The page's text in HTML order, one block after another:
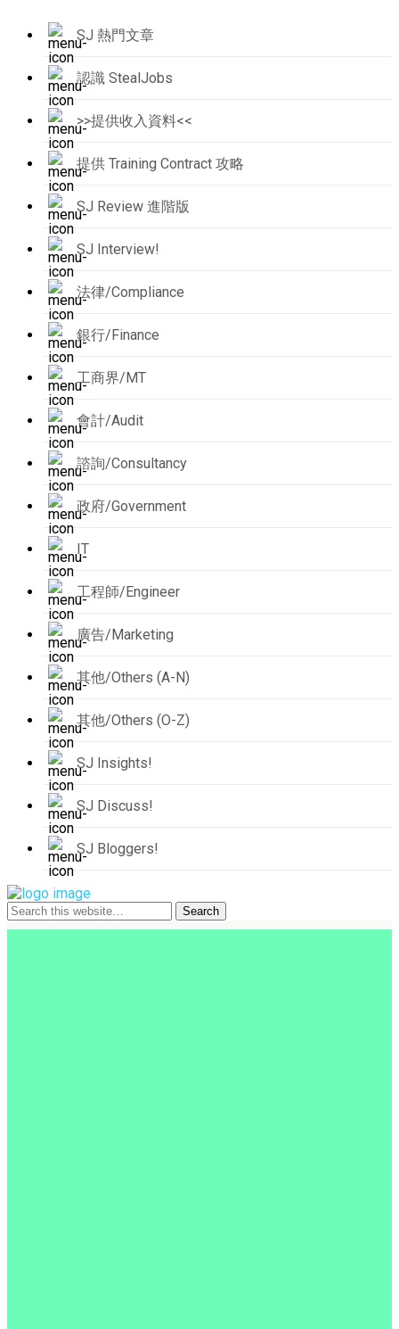
SJ 熱門文章
認識 StealJobs
>>提供收入資料<<
提供 Training Contract 攻略
SJ Review 進階版
SJ Interview!
法律/Compliance
銀行/Finance
工商界/MT
會計/Audit
諮詢/Consultancy
政府/Government
IT
工程師/Engineer
廣告/Marketing
其他/Others (A-N)
其他/Others (O-Z)
SJ Insights!
SJ Discuss!
SJ Bloggers!